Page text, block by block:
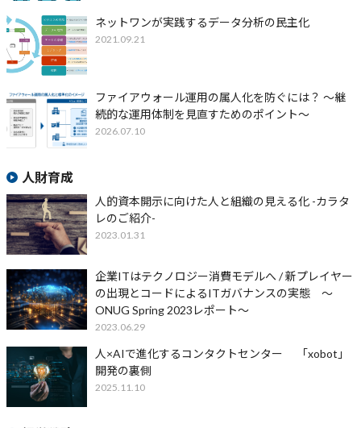
ネットワンが実践するデータ分析の民主化
2021.09.21
ファイアウォール運用の属人化を防ぐには？ ～継
続的な運用体制を見直すためのポイント～
2026.07.10
人財育成
人的資本開示に向けた人と組織の見える化 -カラタ
レのご紹介-
2023.01.31
企業ITはテクノロジー消費モデルへ / 新プレイヤー
の出現とコードによるITガバナンスの実態 〜
ONUG Spring 2023レポート〜
2023.06.29
人×AIで進化するコンタクトセンター 「xobot」
開発の裏側
2025.11.10